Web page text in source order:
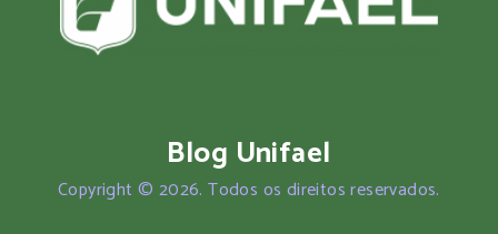
Blog Unifael
Copyright © 2026. Todos os direitos reservados.